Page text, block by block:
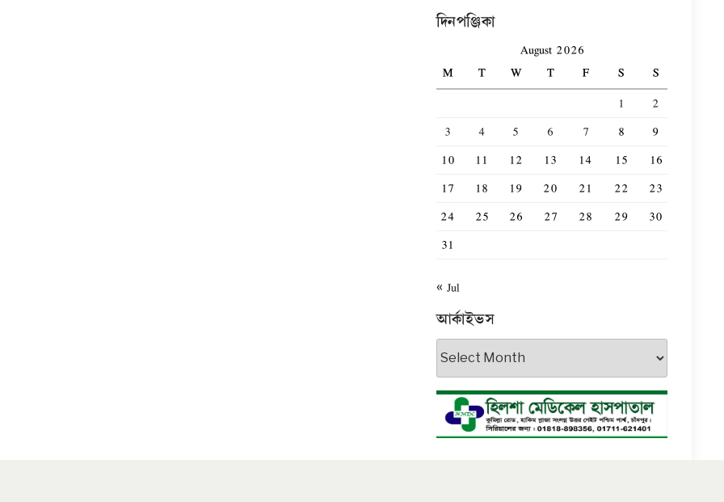
দিনপঞ্জিকা
August 2026
M
T W T F S
S
1
2
3
4 5 6 7 8
9
10
11 12 13 14 15
16
17
18 19 20 21 22
23
24
25 26 27 28 29
30
31
« Jul
আর্কাইভস
আর্কাইভস